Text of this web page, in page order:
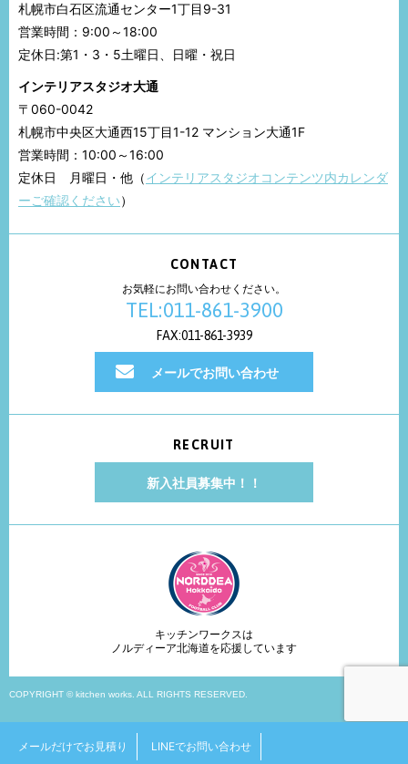
札幌市白石区流通センター1丁目9-31
営業時間：9:00～18:00
定休日:第1・3・5土曜日、日曜・祝日
インテリアスタジオ大通
〒060-0042
札幌市中央区大通西15丁目1-12 マンション大通1F
営業時間：10:00～16:00
定休日 月曜日・他（インテリアスタジオコンテンツ内カレンダ
ーご確認ください）
CONTACT
お気軽にお問い合わせください。
TEL:011-861-3900
FAX:011-861-3939
メールでお問い合わせ
RECRUIT
新入社員募集中！！
キッチンワークスは
ノルディーア北海道を応援しています
COPYRIGHT © kitchen works. ALL RIGHTS RESERVED.
メールだけでお見積り LINEでお問い合わせ